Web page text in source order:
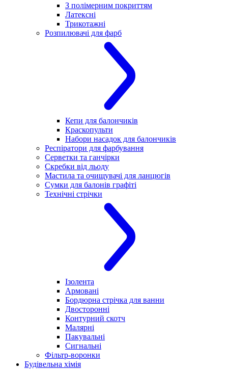
З полімерним покриттям
Латексні
Трикотажні
Розпилювачі для фарб
Кепи для балончиків
Краскопульти
Набори насадок для балончиків
Респіратори для фарбування
Серветки та ганчірки
Скребки від льоду
Мастила та очищувачі для ланцюгів
Сумки для балонів графіті
Технічні стрічки
Ізолента
Армовані
Бордюрна стрічка для ванни
Двосторонні
Контурний скотч
Малярні
Пакувальні
Сигнальні
Фільтр-воронки
Будівельна хімія